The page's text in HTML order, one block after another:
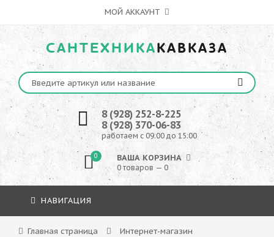
МОЙ АККАУНТ
САНТЕХНИКАКАВКАЗА
8 (928) 252-8-225
8 (928) 370-06-83
работаем с 09:00 до 15:00
0 ВАША КОРЗИНА
0 товаров — 0
НАВИГАЦИЯ
Главная страница Интернет-магазин